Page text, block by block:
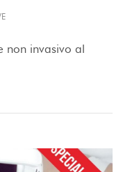
non invasivo al